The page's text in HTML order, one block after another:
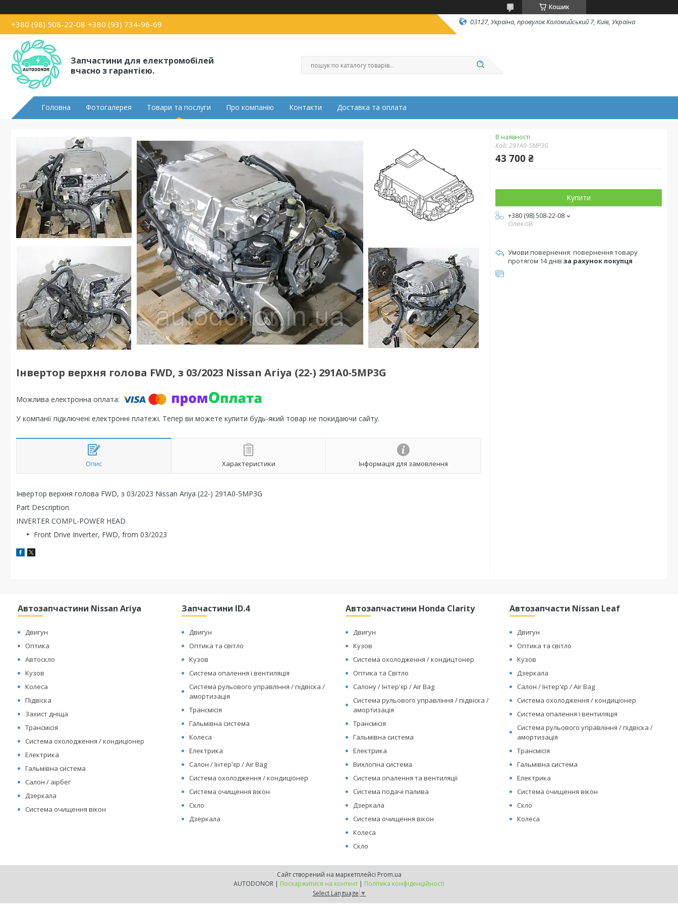
Кошик
+380 (98) 508-22-08 +380 (93) 734-96-69 03127, Україна, провулок Коломийський 7, Київ, Україна
Запчастини для електромобілей
вчасно з гарантією.
Головна Фотогалерея Товари та послуги Про компанію Контакти Доставка та оплата
Інвертор верхня голова FWD, з 03/2023 Nissan Ariya (22-) 291A0-5MP3G
У компанії підключені електронні платежі. Тепер ви можете купити будь-який товар не покидаючи сайту.
Опис Характеристики Інформація для замовлення
Інвертор верхня голова FWD, з 03/2023 Nissan Ariya (22-) 291A0-5MP3G
Part Description
INVERTER COMPL-POWER HEAD
Front Drive Inverter, FWD, from 03/2023
В наявності
Код:291A0-5MP3G
43 700 ₴
Купити
+380 (98) 508-22-08
Олексій
повернення товару
протягом 14 днів за рахунок покупця
Автозапчастини Nissan Ariya
Двигун
Оптика
Автоскло
Кузов
Колеса
Підвіска
Захист дніща
Трансмісія
Система охолодження / кондиціонер
Електрика
Гальмівна система
Салон / аірбег
Дзеркала
Система очищення вікон
Запчастини ID.4
Двигун
Оптика та світло
Кузов
Система опалення і вентиляція
Система рульового управління / підвіска /
амортизація
Трансмісія
Гальмівна система
Колеса
Електрика
Салон / Інтер'єр / Air Bag
Система охолодження / кондиціонер
Система очищення вікон
Скло
Дзеркала
Автозапчастини Honda Clarity
Двигун
Кузов
Система охолодження / кондицтонер
Оптика та Світло
Салону / Інтер'єр / Air Bag
Система рульового управління / підвіска /
амортизація
Трансмісія
Гальмівна система
Електрика
Вихлопна система
Система опалення та вентиляції
Система подачі палива
Дзеркала
Система очищення вікон
Колеса
Скло
Автозапчасти Nissan Leaf
Двигун
Оптика та світло
Кузов
Дзеркала
Салон / Інтер'єр / Air Bag
Система охолодження / кондиціонер
Система опалення і вентиляція
Система рульового управління / підвіска /
амортизація
Трансмісія
Гальмівна система
Електрика
Система очищення вікон
Скло
Колеса
Сайт створений на маркетплейсі Prom.ua
AUTODONOR | Поскаржитися на контент | Політика конфіденційності
Select Language ▼